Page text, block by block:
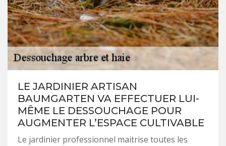
LE JARDINIER ARTISAN
BAUMGARTEN VA EFFECTUER LUI-
MÊME LE DESSOUCHAGE POUR
AUGMENTER L’ESPACE CULTIVABLE
Le jardinier professionnel maitrise toutes les